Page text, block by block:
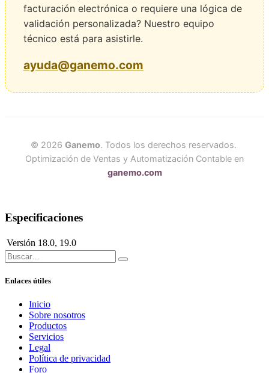
facturación electrónica o requiere una lógica de
validación personalizada? Nuestro equipo
técnico está para asistirle.
ayuda@ganemo.com
© 2026 Ganemo. Todos los derechos reservados.
Optimización de Ventas y Automatización Contable en
ganemo.com
Especificaciones
Versión 18.0, 19.0
Enlaces útiles
Inicio
Sobre nosotros
Productos
Servicios
Legal
Política de privacidad
Foro